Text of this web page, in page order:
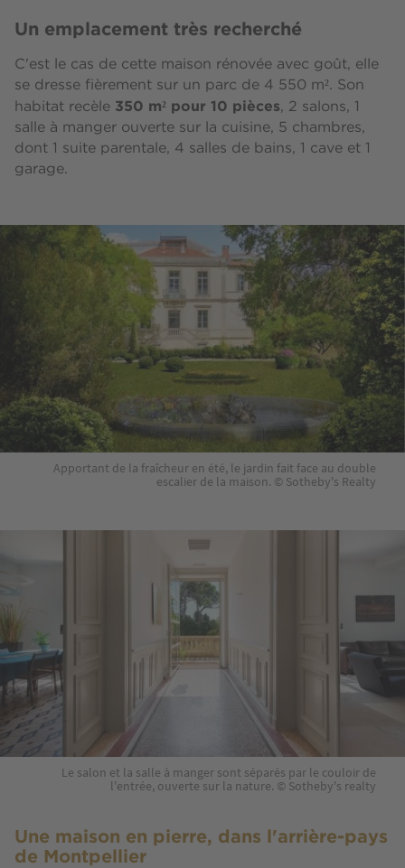
Un emplacement très recherché
C'est le cas de cette maison rénovée avec goût, elle
se dresse fièrement sur un parc de 4 550 m². Son
habitat recèle 350 m² pour 10 pièces, 2 salons, 1
salle à manger ouverte sur la cuisine, 5 chambres,
dont 1 suite parentale, 4 salles de bains, 1 cave et 1
garage.
Apportant de la fraîcheur en été, le jardin fait face au double
escalier de la maison. © Sotheby's Realty
Le salon et la salle à manger sont séparés par le couloir de
l'entrée, ouverte sur la nature. © Sotheby's realty
Une maison en pierre, dans l'arrière-pays
de Montpellier